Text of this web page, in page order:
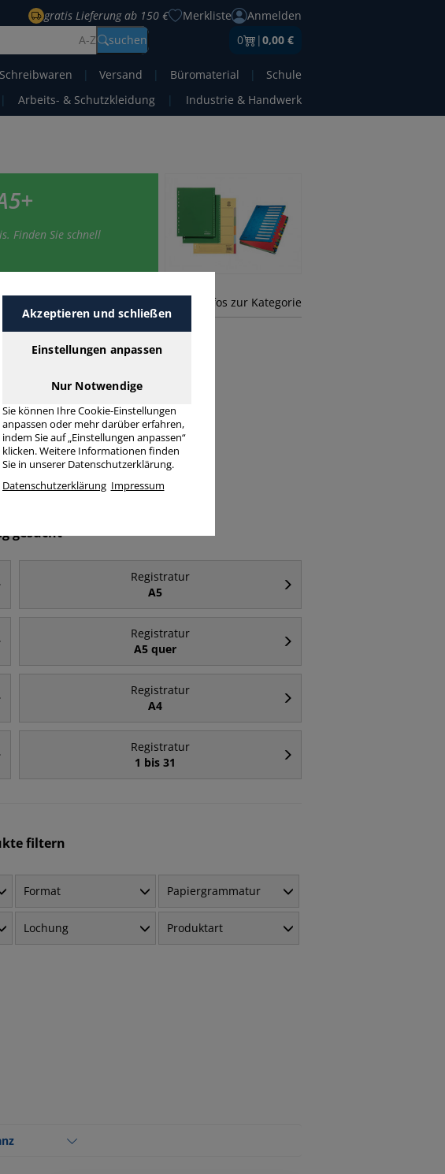
gratis Lieferung ab 150 € Merkliste
Anmelden
A-Z
suchen 0 |0,00 €
Schreibwaren | Versand | Büromaterial |
Schule
| Arbeits- & Schutzkleidung | Industrie & Handwerk
Finden Sie schnell
mehr Infos zur Kategorie
Kartonregister
gesucht
Registratur
A5
Registratur
A5 quer
Registratur
A4
Registratur
1 bis 31
filtern
Format Papiergrammatur
Lochung Produktart
Akzeptieren und schließen
Einstellungen anpassen
Nur Notwendige
Sie können Ihre Cookie-Einstellungen
anpassen oder mehr darüber erfahren,
indem Sie auf „Einstellungen anpassen“
klicken. Weitere Informationen finden
Sie in unserer Datenschutzerklärung.
Datenschutzerklärung Impressum